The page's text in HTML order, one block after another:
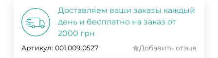
Доставляем ваши заказы каждый
день и бесплатно на заказ от
2000 грн
Артикул: 001.009.0527 Добавить отзыв